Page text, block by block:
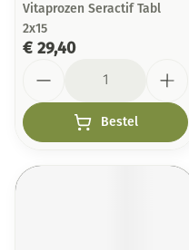
Vitaprozen Seractif Tabl
2x15
€ 29,40
Bestel